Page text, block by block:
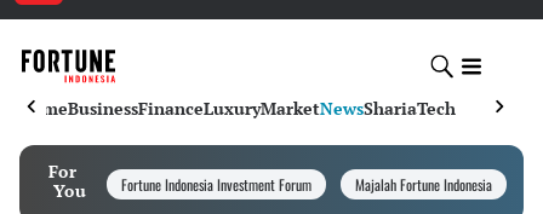
HomeBusinessFinanceLuxuryMarketNewsShariaTech
For
You
Fortune Indonesia Investment Forum Majalah Fortune Indonesia